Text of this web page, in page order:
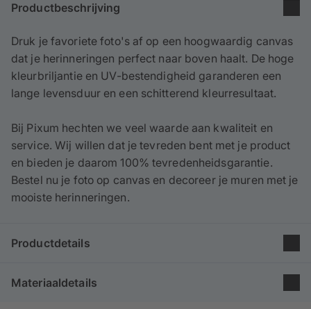
Productbeschrijving
Druk je favoriete foto's af op een hoogwaardig canvas
dat je herinneringen perfect naar boven haalt. De hoge
kleurbriljantie en UV-bestendigheid garanderen een
lange levensduur en een schitterend kleurresultaat.
Bij Pixum hechten we veel waarde aan kwaliteit en
service. Wij willen dat je tevreden bent met je product
en bieden je daarom 100% tevredenheidsgarantie.
Bestel nu je foto op canvas en decoreer je muren met je
mooiste herinneringen.
Productdetails
Groep: Poster
Materiaaldetails